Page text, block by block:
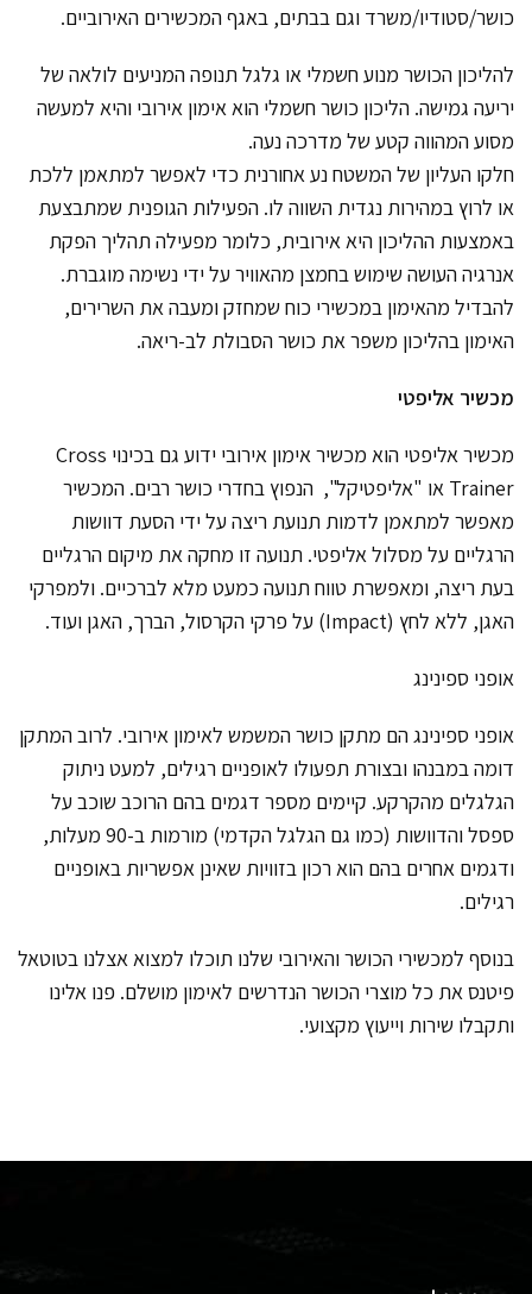
כושר/סטודיו/משרד וגם בבתים, באגף המכשירים האירוביים.
להליכון הכושר מנוע חשמלי או גלגל תנופה המניעים לולאה של
יריעה גמישה. הליכון כושר חשמלי הוא אימון אירובי והיא למעשה
מסוע המהווה קטע של מדרכה נעה.
חלקו העליון של המשטח נע אחורנית כדי לאפשר למתאמן ללכת
או לרוץ במהירות נגדית השווה לו. הפעילות הגופנית שמתבצעת
באמצעות ההליכון היא אירובית, כלומר מפעילה תהליך הפקת
אנרגיה העושה שימוש בחמצן מהאוויר על ידי נשימה מוגברת.
להבדיל מהאימון במכשירי כוח שמחזק ומעבה את השרירים,
האימון בהליכון משפר את כושר הסבולת לב-ריאה.
מכשיר אליפטי
מכשיר אליפטי הוא מכשיר אימון אירובי ידוע גם בכינוי Cross
Trainer או "אליפטיקל", הנפוץ בחדרי כושר רבים. המכשיר
מאפשר למתאמן לדמות תנועת ריצה על ידי הסעת דוושות
הרגליים על מסלול אליפטי. תנועה זו מחקה את מיקום הרגליים
בעת ריצה, ומאפשרת טווח תנועה כמעט מלא לברכיים. ולמפרקי
האגן, ללא לחץ (Impact) על פרקי הקרסול, הברך, האגן ועוד.
אופני ספינינג
אופני ספינינג הם מתקן כושר המשמש לאימון אירובי. לרוב המתקן
דומה במבנהו ובצורת תפעולו לאופניים רגילים, למעט ניתוק
הגלגלים מהקרקע. קיימים מספר דגמים בהם הרוכב שוכב על
ספסל והדוושות (כמו גם הגלגל הקדמי) מורמות ב-90 מעלות,
ודגמים אחרים בהם הוא רכון בזוויות שאינן אפשריות באופניים
רגילים.
בנוסף למכשירי הכושר והאירובי שלנו תוכלו למצוא אצלנו בטוטאל
פיטנס את כל מוצרי הכושר הנדרשים לאימון מושלם. פנו אלינו
ותקבלו שירות וייעוץ מקצועי.